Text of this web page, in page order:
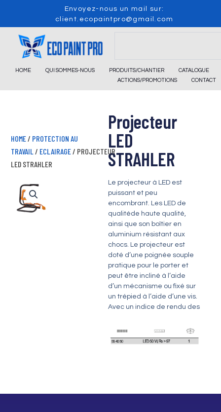
content
Envoyez-nous un mail sur:
client.ecopaintpro@gmail.com
HOME QUI SOMMES-NOUS PRODUITS/CHANTIER
CATALOGUE
ACTIONS/PROMOTIONS
CONTACT
Projecteur
LED
STRAHLER
Le projecteur à LED est
puissant et peu
encombrant. Les LED de
qualitéde haute qualité,
ainsi que son boîtier en
aluminium résistant aux
chocs. Le projecteur est
doté d’une poignée souple
pratique pour le porter et
peut être incliné à l’aide
d’un mécanisme ou fixé sur
un trépied à l’aide d’une vis.
Avec un indice de rendu des
HOME / PROTECTION AU
TRAVAIL / ECLAIRAGE / PROJECTEUR
LED STRAHLER